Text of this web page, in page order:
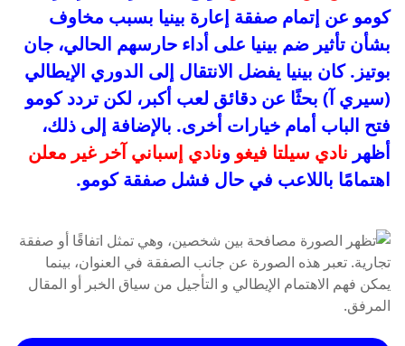
كومو عن إتمام صفقة إعارة بينيا بسبب مخاوف
بشأن تأثير ضم بينيا على أداء حارسهم الحالي، جان
بوتيز. كان بينيا يفضل الانتقال إلى الدوري الإيطالي
(سيري آ) بحثًا عن دقائق لعب أكبر، لكن تردد كومو
فتح الباب أمام خيارات أخرى. بالإضافة إلى ذلك،
أظهر نادي سيلتا فيغو ونادي إسباني آخر غير معلن
اهتمامًا باللاعب في حال فشل صفقة كومو.